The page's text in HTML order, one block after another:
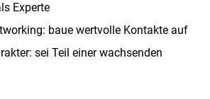
Experte
baue wertvolle Kontakte auf
sei Teil einer wachsenden